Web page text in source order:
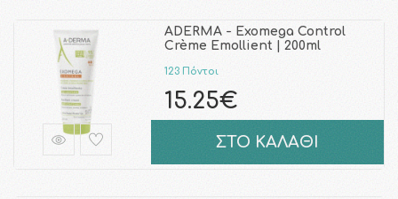
ADERMA - Exomega Control
Crème Emollient | 200ml
123 Πόντοι
15.25€
ΣΤΟ ΚΑΛΑΘΙ